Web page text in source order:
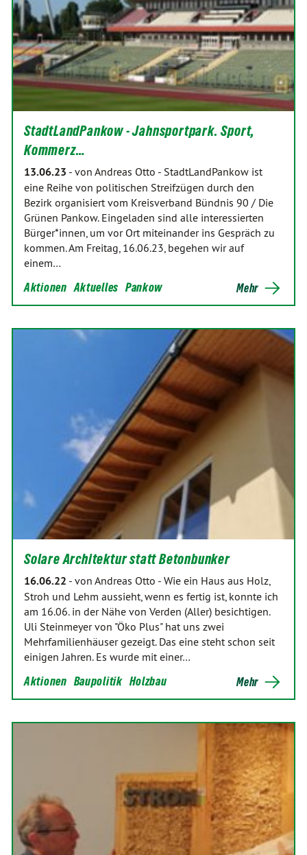
StadtLandPankow - Jahnsportpark. Sport,
Kommerz…
13.06.23 - von Andreas Otto - StadtLandPankow ist
eine Reihe von politischen Streifzügen durch den
Bezirk organisiert vom Kreisverband Bündnis 90 / Die
Grünen Pankow. Eingeladen sind alle interessierten
Bürger*innen, um vor Ort miteinander ins Gespräch zu
kommen. Am Freitag, 16.06.23, begehen wir auf
einem…
Aktionen Aktuelles Pankow Mehr
Solare Architektur statt Betonbunker
16.06.22 - von Andreas Otto - Wie ein Haus aus Holz,
Stroh und Lehm aussieht, wenn es fertig ist, konnte ich
am 16.06. in der Nähe von Verden (Aller) besichtigen.
Uli Steinmeyer von "Öko Plus" hat uns zwei
Mehrfamilienhäuser gezeigt. Das eine steht schon seit
einigen Jahren. Es wurde mit einer…
Aktionen Baupolitik Holzbau Mehr